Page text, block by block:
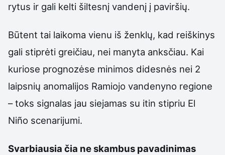
rytus ir gali kelti šiltesnį vandenį į paviršių.
Būtent tai laikoma vienu iš ženklų, kad reiškinys
gali stiprėti greičiau, nei manyta anksčiau. Kai
kuriose prognozėse minimos didesnės nei 2
laipsnių anomalijos Ramiojo vandenyno regione
– toks signalas jau siejamas su itin stipriu El
Niño scenarijumi.
Svarbiausia čia ne skambus pavadinimas